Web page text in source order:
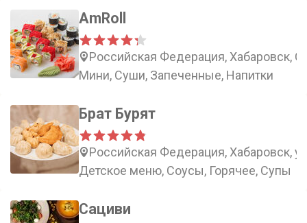
AmRoll
Российская Федерация, Хабаровск,
Мини, Суши, Запеченные, Напитки
Брат Бурят
Российская Федерация, Хабаровск,
Детское меню, Соусы, Горячее, Супы
Сациви